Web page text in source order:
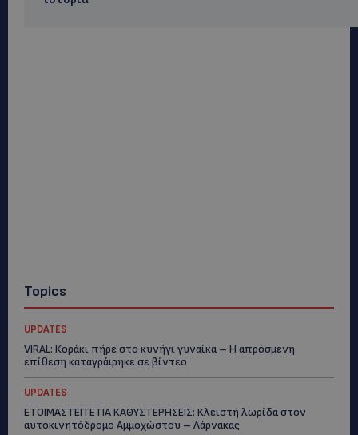
Topics
UPDATES
VIRAL: Κοράκι πήρε στο κυνήγι γυναίκα – Η απρόσμενη
επίθεση καταγράφηκε σε βίντεο
UPDATES
ΕΤΟΙΜΑΣΤΕΙΤΕ ΓΙΑ ΚΑΘΥΣΤΕΡΗΣΕΙΣ: Κλειστή λωρίδα στον
αυτοκινητόδρομο Αμμοχώστου – Λάρνακας